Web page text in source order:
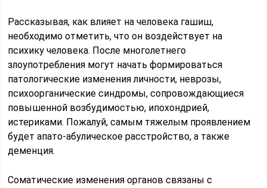
Рассказывая, как влияет на человека гашиш,
необходимо отметить, что он воздействует на
психику человека. После многолетнего
злоупотребления могут начать формироваться
патологические изменения личности, неврозы,
психоорганические синдромы, сопровождающиеся
повышенной возбудимостью, ипохондрией,
истериками. Пожалуй, самым тяжелым проявлением
будет апато-абулическое расстройство, а также
деменция.
Соматические изменения органов связаны с